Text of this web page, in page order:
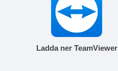
Ladda ner TeamViewer